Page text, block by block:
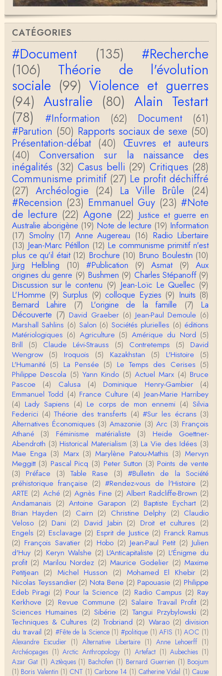
Christophe Darmangeat
Si, le lien fonctionne bel et bien, je viens de le véri
fier. Il mène à la thèse de Jean-Claude Favin…
roland `chaudat
le lien cité par BB ne fonctionne pas ( 6 ans aprè
s), dommage, mais j'ai la même impression que …
Christophe Darmangeat
La plus récente, donc celle en français, la quatrièm
e, publiée chez La Découverte.Bonne lecture !
Anonymous
Actuellement c'est quelle édition qui est la plus à jo
ur? La dernière edition française ou celle…
roland chaudat
le sous-titre de l’article de la Lutte de Classes “No
n, l’oppression des femmes n’a pas toujours exi…
roland chaudat
Votre gourmandise sera probablement récompens
ée parce que Snow apporte "de l'eau à votre m
o…
Christophe Darmangeat
...Et merci à vous pour Snow – qui m'a l'air d'être
davantage une histoire qu'une et…
roland chaudat
Tout à fait d'accord avec vous et quant à Leacock j
e n'ai lu qu'un de ses ouvrages et il…
Anonymous
Homo sapiens a clairement évolué depuis 300 00
0 ans. Tout d'abord, il y a la différence notable …
Christophe Darmangeat
Cet article apporte de l'eau à mon moulin (si j'ose
dire) en appuyant la réalité des torture…
roland chaudat
IROQUOIS CANNIBALISM: FACT NOT FICTIONTho
mas S. AblerUniversity of WaterlooBien que ce text
e ne comp…
roland chaudat
Merci de relever ma généralisation hâtive en ce qu
i concerne une hypothétique proportion relative e
n…
Christophe Darmangeat
Pour ce qui est des effets de la variole, ils ont en
effet été catastrophiques 'une manière géné…
Roland Chaudat
L'histoire des populations autochtones profite certai
nement de ces reconstitutions dont la visit…
Anonymous
Je viens de regarder une vidéo de Pascal Picq sur
"le blob" à l'instant. Mon premier r…
Yves Le Dantec
En effet, par "hiérarchie" j'entendais surtout ce que
tu entends dans ton second point…
Claude Julien
« Nous n’avons pas cessé, de toute évidence, d’êt
CATÉGORIES
#Document (135)
#Recherche
(106)
Théorie de l'évolution
sociale (99) Violence et guerres
(94) Australie (80) Alain Testart
(78)
#Information (62) Document
(61)
#Parution (50) Rapports sociaux de sexe (50)
Présentation-débat (40) Œuvres et auteurs
(40)
Conversation sur la naissance des
inégalités (32) Casus belli (29) Critiques (28)
Communisme primitif (27) Le profit déchiffré
(27) Archéologie (24) La Ville Brûle (24)
#Recension (23) Emmanuel Guy (23) #Note
de lecture (22) Agone (22) Justice et guerre en
Australie aborigène (19) Note de lecture (19) Information
(17) Smolny (17) Anne Augereau (16) Radio Libertaire
(13) Jean-Marc Pétillon (12) Le communisme primitif n'est
plus ce qu'il était (12) Brochure (10) Bruno Boulestin (10)
Jürg Helbling
(10) #Publication (9) Asmat (9)
Aux
origines du genre (9) Bushmen (9) Charles Stépanoff (9)
Discussion sur le contenu (9) Jean-Loïc Le Quellec (9)
L'Homme (9) Surplus (9) colloque Eyzies (9) Inuits (8)
Bernard Lahire
(7) L'origine de la famille (7)
La
Découverte (7) David Graeber (6) Jean-Paul Demoule (6)
Marshall Sahlins (6) Salon (6) Sociétés plurielles (6) éditions
Matériologiques (6) Agriculture (5) Amérique du Nord (5)
Brill
(5) Claude Lévi-Strauss (5) Contretemps (5)
David
Wengrow (5) Iroquois (5) Kazakhstan (5) L'Histoire
(5)
L'Humanité (5) La Pensée (5) Le Temps des Cerises (5)
Philippe Descola (5) Yann Kindo (5) Actuel Marx (4) Bruce
Pascoe
(4) Calusa (4) Dominique Henry-Gambier
(4)
Emmanuel Todd (4) France Culture (4) Jean-Marie Harribey
(4) Lady Sapiens (4) Le corps de mon ennemi (4) Silvia
Federici (4) Théorie des transferts (4) #Sur les écrans (3)
Alternatives Économiques (3) Amazonie (3) Arc (3) François
Athané
(3) Féminisme matérialiste (3)
Heide Goettner-
Abendroth (3) Historical Materialism (3) La Vie des Idées (3)
Mae Enga (3) Marx (3) Marylène Patou-Mathis (3) Mervyn
Meggitt (3) Pascal Picq (3) Peter Sutton (3) Points de vente
(3) Préface (3) Table Rase (3) #Bulletin de la Société
préhistorique française (2) #Rendez-vous de l'Histoire (2)
ARTE (2) Aché (2) Agnès Fine (2) Albert Radcliffe-Brown (2)
Andamanais (2) Antoine Garapon (2) Baptiste Eychart (2)
Brian Hayden (2) Cairn (2) Christine Delphy (2) Claudio
Veloso (2) Dani (2) David Jabin (2) Droit et cultures (2)
Engels (2) Esclavage (2) Esprit de Justice (2) Franck Ramus
(2) François Savatier (2) Hobo (2) Jean-Paul Petit (2) Julien
d'Huy (2) Keryn Walshe (2) L'Anticapitaliste (2) L'Énigme du
profit (2) Marilou Nordez (2) Maurice Godelier (2) Maxime
Petitjean (2) Michel Husson (2) Mohamed El Khebir (2)
Nicolas Teyssandier (2) Nota Bene (2) Papouasie (2) Philippe
Edeb Piragi (2) Pour la Science (2) Radio Campus (2) Ray
Kerkhove (2) Revue Commune (2) Salaire Travail Profit (2)
Sciences Humaines (2) Sibérie (2) Tangui Przybylowski (2)
Techniques & Cultures (2) Trobriand (2) Warao (2) division
du travail (2) #Fête de la Science (1) #politique (1) AFIS (1) AOC (1)
Alexandre Escudier (1) Alternative Libertaire (1) Anne Lehoerff (1)
Archéopages (1) Arctic Anthropology (1) Artefact (1) Aubechies (1)
Azar Gat (1) Aztèques (1) Bachofen (1) Bernard Guerrien (1) Boojum
(1) Boris Valentin (1) CNT (1) Carbone 14 (1) Catherine Vidal (1) Cause